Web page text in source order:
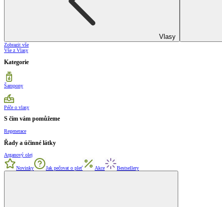
Vlasy
Zobrazit vše
Vše z Vlasy
Kategorie
Šampony
Péče o vlasy
S čím vám pomůžeme
Regenerace
Řady a účinné látky
Arganový olej
Novinky Jak pečovat o pleť Akce Bestsellery